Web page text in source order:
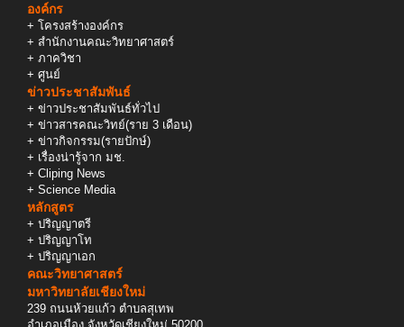
องค์กร
+ โครงสร้างองค์กร
+ สำนักงานคณะวิทยาศาสตร์
+ ภาควิชา
+ ศูนย์
ข่าวประชาสัมพันธ์
+ ข่าวประชาสัมพันธ์ทั่วไป
+ ข่าวสารคณะวิทย์(ราย 3 เดือน)
+ ข่าวกิจกรรม(รายปักษ์)
+ เรื่องน่ารู้จาก มช.
+ Cliping News
+ Science Media
หลักสูตร
+ ปริญญาตรี
+ ปริญญาโท
+ ปริญญาเอก
คณะวิทยาศาสตร์
มหาวิทยาลัยเชียงใหม่
239 ถนนห้วยแก้ว ตำบลสุเทพ